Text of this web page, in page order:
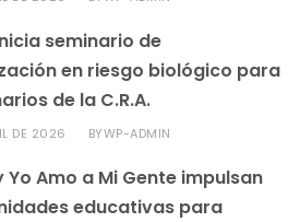
seminario de
en riesgo biológico para
de la C.R.A.
DE 2026 BYWP-ADMIN
Yo Amo a Mi Gente impulsan
educativas para